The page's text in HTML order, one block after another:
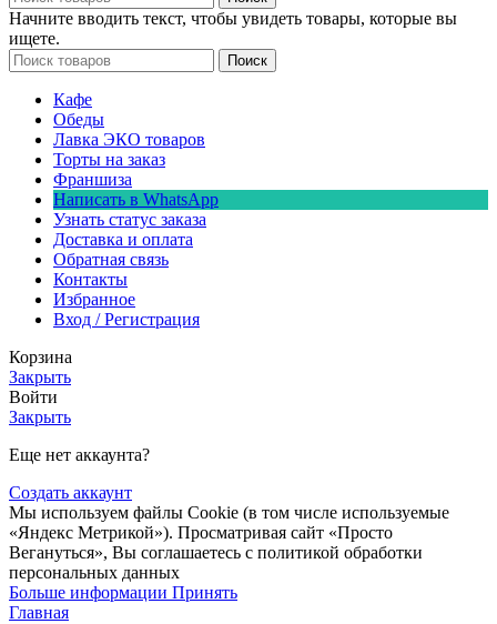
Начните вводить текст, чтобы увидеть товары, которые вы
ищете.
Поиск
Кафе
Обеды
Лавка ЭКО товаров
Торты на заказ
Франшиза
Написать в WhatsApp
Узнать статус заказа
Доставка и оплата
Обратная связь
Контакты
Избранное
Вход / Регистрация
Корзина
Закрыть
Войти
Закрыть
Еще нет аккаунта?
Создать аккаунт
Мы используем файлы Сookie (в том числе используемые
«Яндекс Метрикой»). Просматривая сайт «Просто
Вегануться», Вы соглашаетесь с политикой обработки
персональных данных
Больше информации Принять
Главная